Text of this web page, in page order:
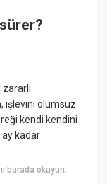
işlevini olumsuz
kendi kendini
ay kadar
burada okuyun: